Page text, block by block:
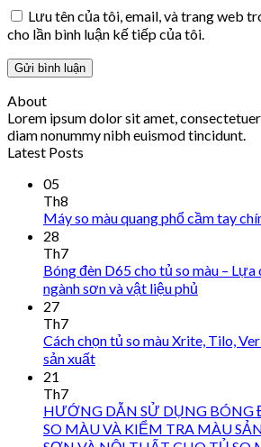
Lưu tên của tôi, email, và trang web
cho lần bình luận kế tiếp của tôi.
About
Lorem ipsum dolor sit amet,
diam nonummy nibh euismod tincidunt.
Latest Posts
05
Th8
Máy so màu quang phổ cầm tay
28
Th7
Bóng đèn D65 cho tủ so màu – Lựa
ngành sơn và vật liệu phủ
27
Th7
Cách chọn tủ so màu Xrite, Tilo,
sản xuất
21
Th7
HƯỚNG DẪN SỬ DỤNG BÓNG
SO MÀU VÀ KIỂM TRA MÀU